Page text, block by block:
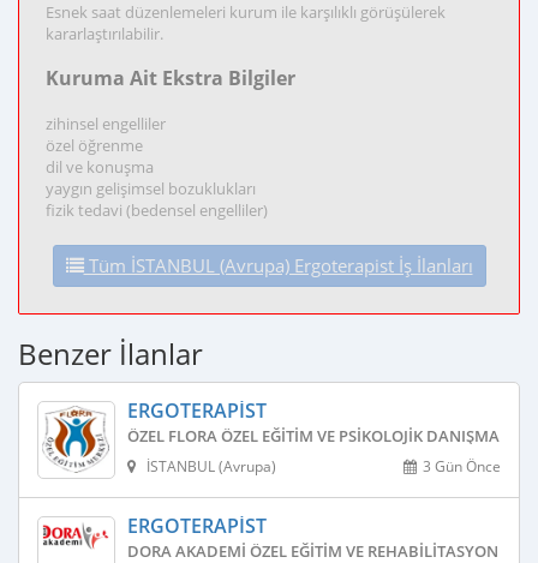
Esnek saat düzenlemeleri kurum ile karşılıklı görüşülerek
kararlaştırılabilir.
Kuruma Ait Ekstra Bilgiler
zihinsel engelliler
özel öğrenme
dil ve konuşma
yaygın gelişimsel bozuklukları
fizik tedavi (bedensel engelliler)
Tüm İSTANBUL (Avrupa) Ergoterapist İş İlanları
Benzer İlanlar
ERGOTERAPIST
ÖZEL FLORA ÖZEL EĞITIM VE PSIKOLOJIK DANIŞMANLIK
3 Gün Önce
İSTANBUL (Avrupa)
ERGOTERAPIST
DORA AKADEMI ÖZEL EĞITIM VE REHABILITASYON